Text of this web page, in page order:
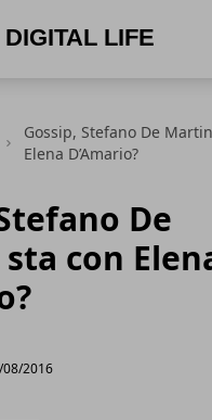
Gossip, Stefano De
Elena D’Amario?
De
con
2016